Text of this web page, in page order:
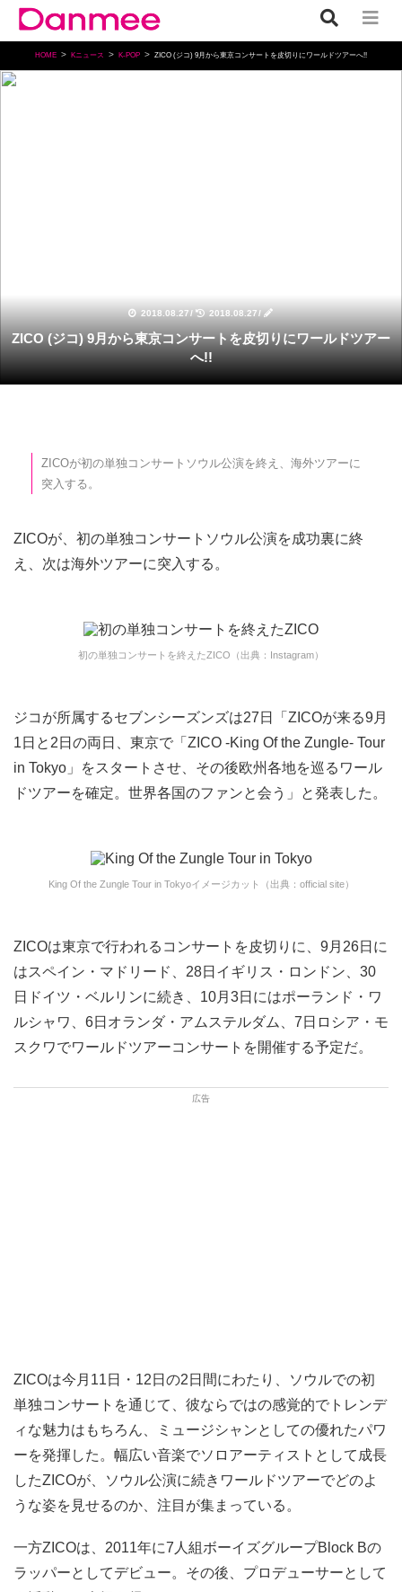
HOME Kニュース K-POP ZICO (ジコ) 9月から東京コンサートを皮切りにワールドツアーへ!!
2018.08.27/ 2018.08.27/
ZICO (ジコ) 9月から東京コンサートを皮切りにワールドツアー
へ!!
ZICOが初の単独コンサートソウル公演を終え、海外ツアーに
突入する。
ZICOが、初の単独コンサートソウル公演を成功裏に終
え、次は海外ツアーに突入する。
初の単独コンサートを終えたZICO（出典：Instagram）
ジコが所属するセブンシーズンズは27日「ZICOが来る9月
1日と2日の両日、東京で「ZICO -King Of the Zungle- Tour
in Tokyo」をスタートさせ、その後欧州各地を巡るワール
ドツアーを確定。世界各国のファンと会う」と発表した。
King Of the Zungle Tour in Tokyoイメージカット（出典：official site）
ZICOは東京で行われるコンサートを皮切りに、9月26日に
はスペイン・マドリード、28日イギリス・ロンドン、30
日ドイツ・ベルリンに続き、10月3日にはポーランド・ワ
ルシャワ、6日オランダ・アムステルダム、7日ロシア・モ
スクワでワールドツアーコンサートを開催する予定だ。
ZICOは今月11日・12日の2日間にわたり、ソウルでの初
単独コンサートを通じて、彼ならではの感覚的でトレンデ
ィな魅力はもちろん、ミュージシャンとしての優れたパワ
ーを発揮した。幅広い音楽でソロアーティストとして成長
したZICOが、ソウル公演に続きワールドツアーでどのよ
うな姿を見せるのか、注目が集まっている。
一方ZICOは、2011年に7人組ボーイズグループBlock Bの
ラッパーとしてデビュー。その後、プロデューサーとして